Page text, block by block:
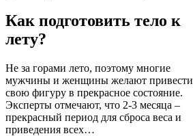
Как подготовить тело к
лету?
Не за горами лето, поэтому многие
мужчины и женщины желают привести
свою фигуру в прекрасное состояние.
Эксперты отмечают, что 2-3 месяца –
прекрасный период для сброса веса и
приведения всех…